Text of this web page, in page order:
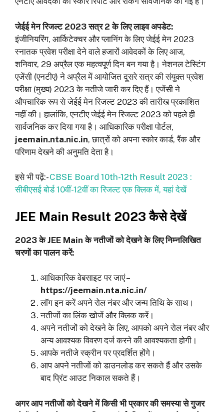
जेईई मेन रिजल्ट 2023 सत्र 2 के लिए लाइव अपडेट:
इंजीनियरिंग, आर्किटेक्चर और प्लानिंग के लिए जेईई मेन 2023
स्नातक प्रवेश परीक्षा देने वाले हजारों आवेदकों के लिए आज,
शनिवार, 29 अप्रैल एक महत्वपूर्ण दिन बन गया है। नेशनल टेस्टिंग
एजेंसी (एनटीए) ने अप्रैल में आयोजित दूसरे सत्र की संयुक्त प्रवेश
परीक्षा (मुख्य) 2023 के नतीजे जारी कर दिए हैं। एजेंसी ने
औपचारिक रूप से जेईई मेन रिजल्ट 2023 की तारीख प्रकाशित
नहीं की। हालांकि, एनटीए जेईई मेन रिजल्ट 2023 को पहले ही
सार्वजनिक कर दिया गया है। आधिकारिक परीक्षा पोर्टल,
jeemain.nta.nic.in, छात्रों को अपना स्कोर कार्ड, रैंक और
परिणाम देखने की अनुमति देता है।
इसे भी पढ़ें:-CBSE Board 10th-12th Result 2023 :
सीबीएसई बोर्ड 10वीं-12वीं का रिजल्ट एक क्लिक में, यहां देखें
JEE Main Result 2023 कैसे देखें
2023 के JEE Main के नतीजों को देखने के लिए निम्नलिखित
चरणों का पालन करें:
आधिकारिक वेबसाइट पर जाएं –
https://jeemain.nta.nic.in/
लॉग इन करें अपने रोल नंबर और जन्म तिथि के साथ।
नतीजों का लिंक खोजें और क्लिक करें।
अपने नतीजों को देखने के लिए, आपको अपने रोल नंबर और
अन्य आवश्यक विवरण दर्ज करने की आवश्यकता होगी।
आपके नतीजे स्क्रीन पर प्रदर्शित होंगे।
आप अपने नतीजों को डाउनलोड कर सकते हैं और उसके
बाद प्रिंट आउट निकाल सकते हैं।
अगर आप नतीजों को देखने में किसी भी प्रकार की समस्या से गुजर